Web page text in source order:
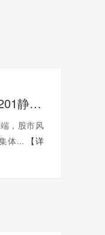
304午后借伦镍又吆喝，201静静地待机，不锈钢市场午后涨跌互现20-30
，股市风
体...
【详